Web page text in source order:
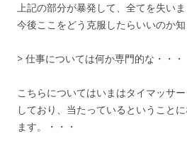
上記の部分が暴発して、全てを失いま
今後ここをどう克服したらいいのか知
> 仕事については何か専門的な・・・
こちらについてはいまはタイマッサ
しており、当たっているということ
ます。・・・